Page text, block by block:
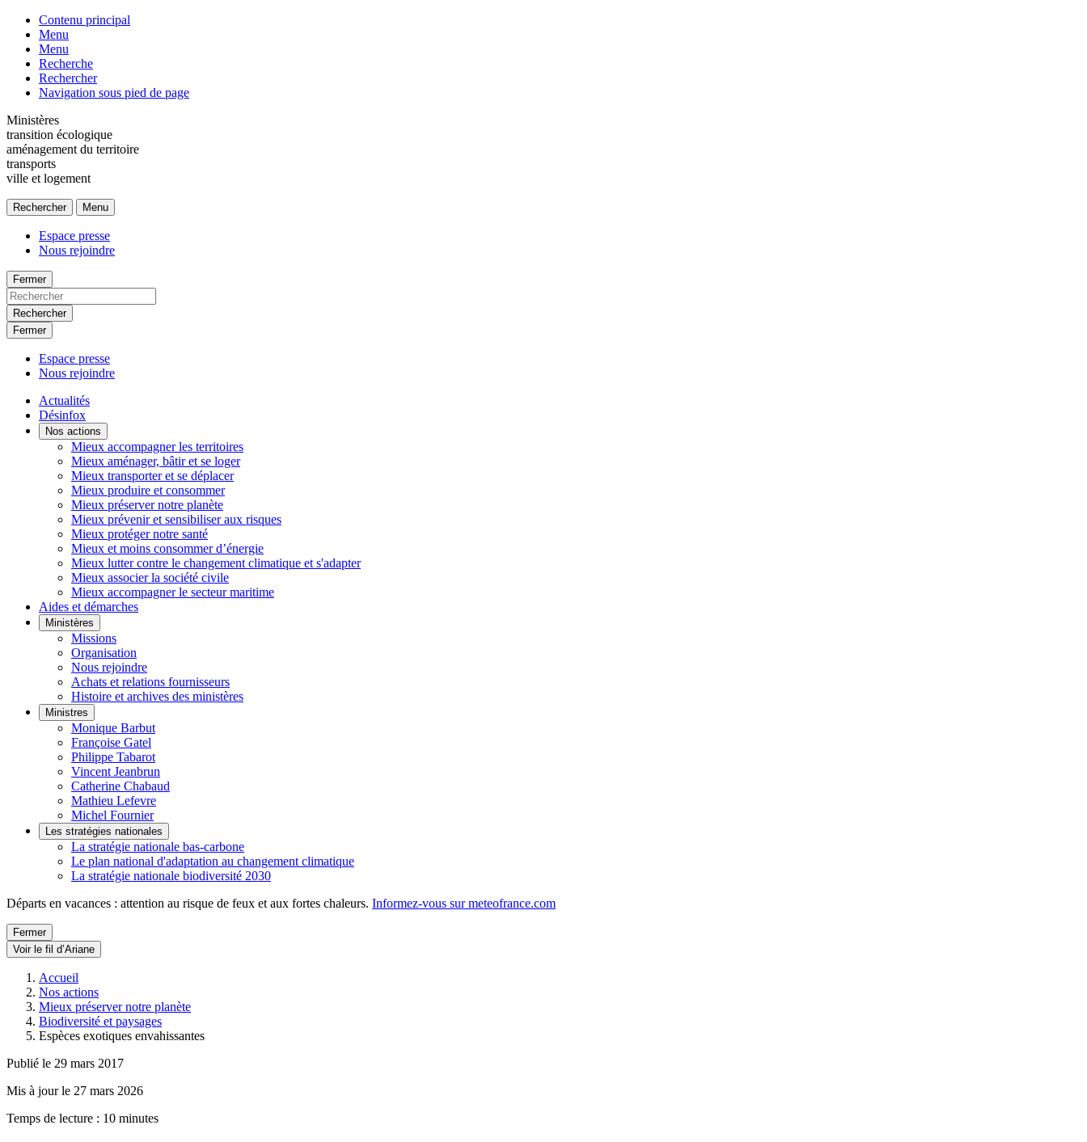
Contenu principal
Menu
Menu
Recherche
Rechercher
Navigation sous pied de page
Ministères
transition écologique
aménagement du territoire
transports
ville et logement
Rechercher Menu
Espace presse
Nous rejoindre
Fermer
Rechercher
Fermer
Espace presse
Nous rejoindre
Actualités
Désinfox
Nos actions
Mieux accompagner les territoires
Mieux aménager, bâtir et se loger
Mieux transporter et se déplacer
Mieux produire et consommer
Mieux préserver notre planète
Mieux prévenir et sensibiliser aux risques
Mieux protéger notre santé
Mieux et moins consommer d’énergie
Mieux lutter contre le changement climatique et s'adapter
Mieux associer la société civile
Mieux accompagner le secteur maritime
Aides et démarches
Ministères
Missions
Organisation
Nous rejoindre
Achats et relations fournisseurs
Histoire et archives des ministères
Ministres
Monique Barbut
Françoise Gatel
Philippe Tabarot
Vincent Jeanbrun
Catherine Chabaud
Mathieu Lefevre
Michel Fournier
Les stratégies nationales
La stratégie nationale bas-carbone
Le plan national d'adaptation au changement climatique
La stratégie nationale biodiversité 2030
Départs en vacances : attention au risque de feux et aux fortes chaleurs. Informez-vous sur meteofrance.com
Fermer
Voir le fil d’Ariane
Accueil
Nos actions
Mieux préserver notre planète
Biodiversité et paysages
Espèces exotiques envahissantes
Publié le 29 mars 2017
Mis à jour le 27 mars 2026
Temps de lecture : 10 minutes